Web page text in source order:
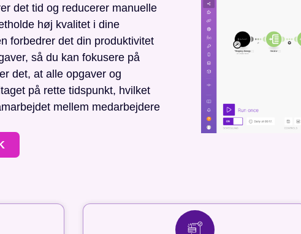
det tid og reducerer manuelle
høj kvalitet i dine
forbedrer det din produktivitet
så du kan fokusere på
det, at alle opgaver og
på rette tidspunkt, hvilket
mellem medarbejdere